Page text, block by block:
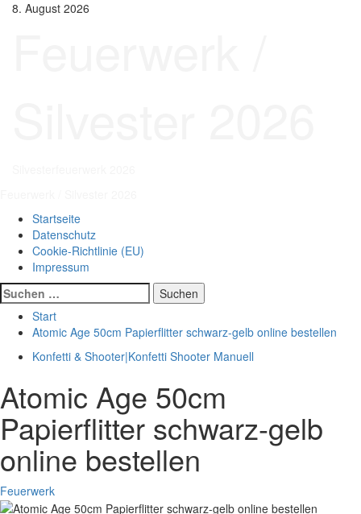
Zum8. August 2026
Startseite
Datenschutz
Cookie-Richtlinie (EU)
Impressum
Suchen
nach:
Start
Atomic Age 50cm Papierflitter schwarz-gelb online bestellen
Konfetti & Shooter|Konfetti Shooter Manuell
Atomic Age 50cm
Papierflitter schwarz-gelb
online bestellen
Feuerwerk